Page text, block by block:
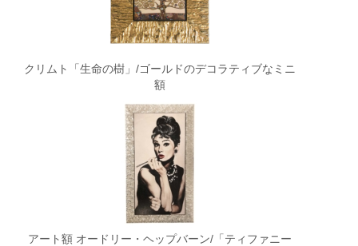
クリムト「生命の樹」/ゴールドのデコラティブなミニ
額
アート額 オードリー・ヘップバーン/「ティファニー